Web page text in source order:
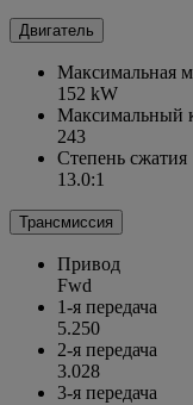
Двигатель
Максимальная
152 kW
Максимальный
243
Степень сжатия
13.0:1
Трансмиссия
Привод
Fwd
1-я передача
5.250
2-я передача
3.028
3-я передача